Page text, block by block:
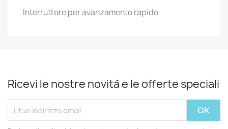
Interruttore per avanzamento rapido
Ricevi le nostre novità e le offerte speciali